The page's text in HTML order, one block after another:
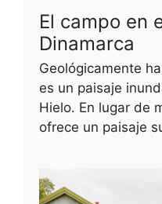
El campo en
Dinamarca
Geológicamente
es un paisaje
Hielo. En lugar de
ofrece un paisaje